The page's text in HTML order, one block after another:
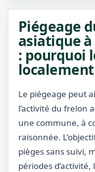
Piégeage
asiatique à
: pourquoi
localement
Le piégeage peut
l’activité du frelon
une commune, à
raisonnée.
pièges sans suivi,
périodes